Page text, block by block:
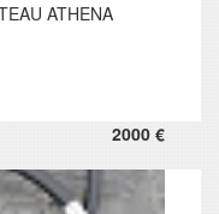
ATHENA
2000 €